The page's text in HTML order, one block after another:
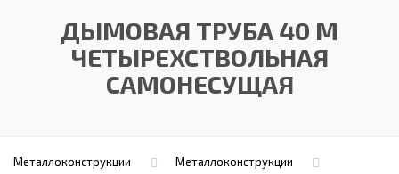
ДЫМОВАЯ ТРУБА 40 М
ЧЕТЫРЕХСТВОЛЬНАЯ
САМОНЕСУЩАЯ
Металлоконструкции Металлоконструкции